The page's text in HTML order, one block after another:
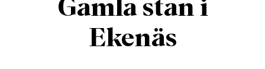
Gamla stan i
Ekenäs